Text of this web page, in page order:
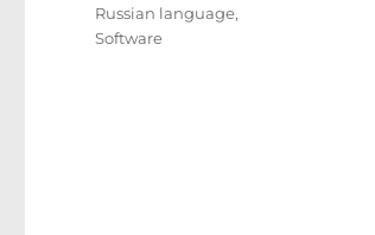
Categories
Russian language,
Software